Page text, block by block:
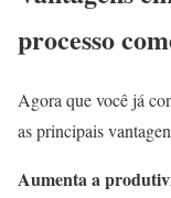
processo
Agora que você já
as principais
Aumenta a